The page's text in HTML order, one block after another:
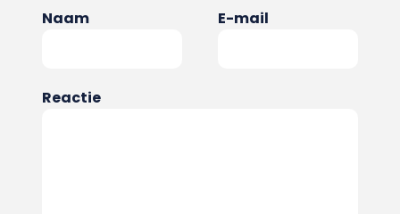
Naam E-mail
Reactie